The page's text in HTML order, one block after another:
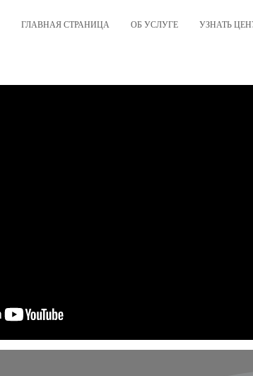
ГЛАВНАЯ СТРАНИЦА ОБ УСЛУГЕ УЗНАТЬ